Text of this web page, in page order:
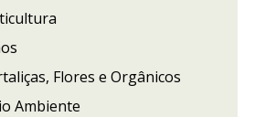
Flores e Orgânicos
Ambiente